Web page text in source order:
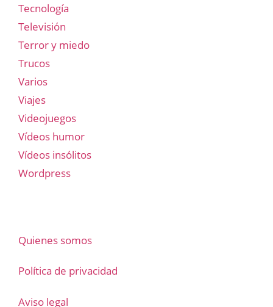
Tecnología
Televisión
Terror y miedo
Trucos
Varios
Viajes
Videojuegos
Vídeos humor
Vídeos insólitos
Wordpress
Quienes somos
Política de privacidad
Aviso legal